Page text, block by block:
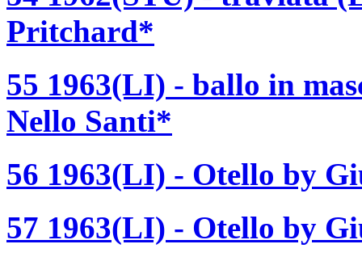
Pritchard*
55 1963(LI) - ballo in
Nello Santi*
56 1963(LI) - Otello by
57 1963(LI) - Otello by